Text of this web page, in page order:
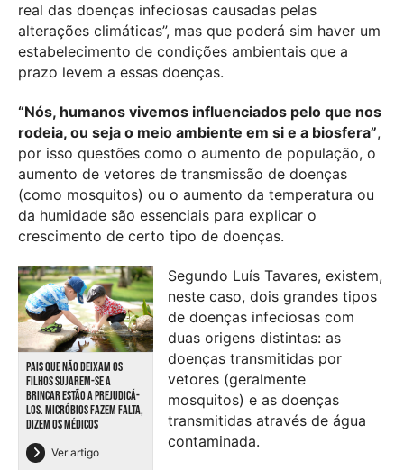
real das doenças infeciosas causadas pelas
alterações climáticas”, mas que poderá sim haver um
estabelecimento de condições ambientais que a
prazo levem a essas doenças.
“Nós, humanos vivemos influenciados pelo que nos
rodeia, ou seja o meio ambiente em si e a biosfera”,
por isso questões como o aumento de população, o
aumento de vetores de transmissão de doenças
(como mosquitos) ou o aumento da temperatura ou
da humidade são essenciais para explicar o
crescimento de certo tipo de doenças.
PAIS QUE NÃO DEIXAM OS
FILHOS SUJAREM-SE A
BRINCAR ESTÃO A PREJUDICÁ-
LOS. MICRÓBIOS FAZEM FALTA,
DIZEM OS MÉDICOS
Ver artigo
Segundo Luís Tavares, existem,
neste caso, dois grandes tipos
de doenças infeciosas com
duas origens distintas: as
doenças transmitidas por
vetores (geralmente
mosquitos) e as doenças
transmitidas através de água
contaminada.